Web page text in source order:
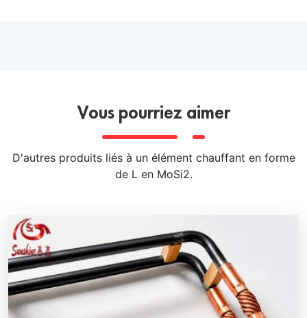
Vous pourriez aimer
D'autres produits liés à un élément chauffant en forme
de L en MoSi2.